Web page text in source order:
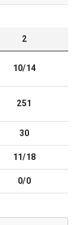
2
10/14
251
30
11/18
0/0